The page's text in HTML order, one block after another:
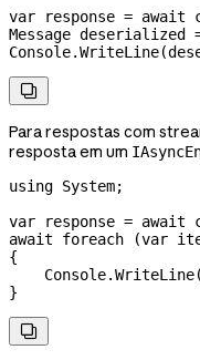
var response = await
Message deserialized
Console.WriteLine(

Para respostas com
resposta em um
using System;
var response = await
await foreach (var
{
    Console
.WriteLine(
}
